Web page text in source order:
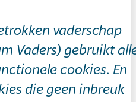
vaderschap
Vaders) gebruikt
cookies. En
die geen inbreuk